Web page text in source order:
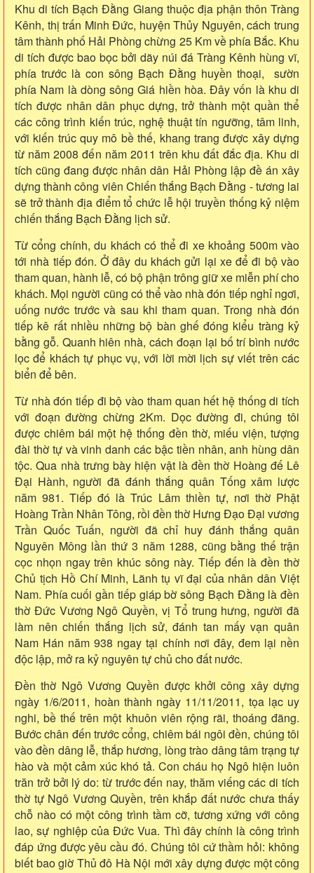
Khu di tích Bạch Đằng Giang thuộc địa phận thôn Tràng
Kênh, thị trấn Minh Đức, huyện Thủy Nguyên, cách trung
tâm thành phố Hải Phòng chừng 25 Km về phía Bắc. Khu
di tích được bao bọc bởi dãy núi đá Tràng Kênh hùng vĩ,
phía trước là con sông Bạch Đằng huyền thoại, sườn
phía Nam là dòng sông Giá hiền hòa. Đây vốn là khu di
tích được nhân dân phục dựng, trở thành một quần thể
các công trình kiến trúc, nghệ thuật tín ngưỡng, tâm linh,
với kiến trúc quy mô bề thế, khang trang được xây dựng
từ năm 2008 đến năm 2011 trên khu đất đắc địa. Khu di
tích cũng đang được nhân dân Hải Phòng lập đề án xây
dựng thành công viên Chiến thắng Bạch Đằng - tương lai
sẽ trở thành địa điểm tổ chức lễ hội truyền thống kỷ niệm
chiến thắng Bạch Đằng lịch sử.
Từ cổng chính, du khách có thể đi xe khoảng 500m vào
tới nhà tiếp đón. Ở đây du khách gửi lại xe để đi bộ vào
tham quan, hành lễ, có bộ phận trông giữ xe miễn phí cho
khách. Mọi người cũng có thể vào nhà đón tiếp nghỉ ngơi,
uống nước trước và sau khi tham quan. Trong nhà đón
tiếp kê rất nhiều những bộ bàn ghế đóng kiểu tràng kỷ
bằng gỗ. Quanh hiên nhà, cách đoạn lại bố trí bình nước
lọc để khách tự phục vụ, với lời mời lịch sự viết trên các
biển để bên.
Từ nhà đón tiếp đi bộ vào tham quan hết hệ thống di tích
với đoạn đường chừng 2Km. Dọc đường đi, chúng tôi
được chiêm bái một hệ thống đền thờ, miếu viện, tượng
đài thờ tự và vinh danh các bậc tiền nhân, anh hùng dân
tộc. Qua nhà trưng bày hiện vật là đền thờ Hoàng đế Lê
Đại Hành, người đã đánh thắng quân Tống xâm lược
năm 981. Tiếp đó là Trúc Lâm thiền tự, nơi thờ Phật
Hoàng Trần Nhân Tông, rồi đền thờ Hưng Đạo Đại vương
Trần Quốc Tuấn, người đã chỉ huy đánh thắng quân
Nguyên Mông lần thứ 3 năm 1288, cũng bằng thế trận
cọc nhọn ngay trên khúc sông này. Tiếp đến là đền thờ
Chủ tịch Hồ Chí Minh, Lãnh tụ vĩ đại của nhân dân Việt
Nam. Phía cuối gần tiếp giáp bờ sông Bạch Đằng là đền
thờ Đức Vương Ngô Quyền, vị Tổ trung hưng, người đã
làm nên chiến thắng lịch sử, đánh tan mấy vạn quân
Nam Hán năm 938 ngay tại chính nơi đây, đem lại nền
độc lập, mở ra kỷ nguyên tự chủ cho đất nước.
Đền thờ Ngô Vương Quyền được khởi công xây dựng
ngày 1/6/2011, hoàn thành ngày 11/11/2011, tọa lạc uy
nghi, bề thế trên một khuôn viên rộng rãi, thoáng đãng.
Bước chân đến trước cổng, chiêm bái ngôi đền, chúng tôi
vào đền dâng lễ, thắp hương, lòng trào dâng tâm trạng tự
hào và một cảm xúc khó tả. Con cháu họ Ngô hiện luôn
trăn trở bởi lý do: từ trước đến nay, thăm viếng các di tích
thờ tự Ngô Vương Quyền, trên khắp đất nước chưa thấy
chỗ nào có một công trình tầm cỡ, tương xứng với công
lao, sự nghiệp của Đức Vua. Thì đây chính là công trình
đáp ứng được yêu cầu đó. Chúng tôi cứ thầm hỏi: không
biết bao giờ Thủ đô Hà Nội mới xây dựng được một công